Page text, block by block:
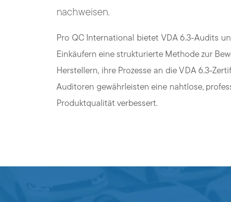
nachweisen.
Pro QC International bietet VDA 6.3-Audits
Einkäufern eine strukturierte Methode zur
Herstellern, ihre Prozesse an die VDA 6.3-
Auditoren gewährleisten eine nahtlose,
Produktqualität verbessert.